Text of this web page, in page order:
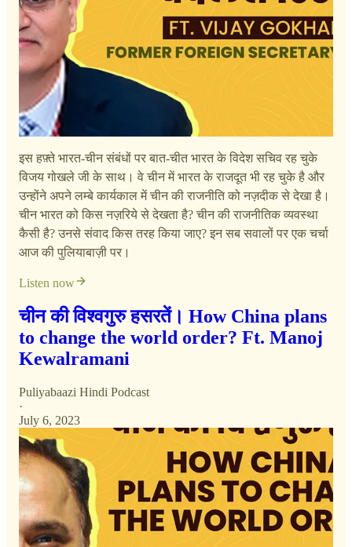
इस हफ़्ते भारत-चीन संबंधों पर बात-चीत भारत के विदेश सचिव रह चुके
विजय गोखले जी के साथ। वे चीन में भारत के राजदूत भी रह चुके है और
उन्होंने अपने लम्बे कार्यकाल में चीन की राजनीति को नज़दीक से देखा है।
चीन भारत को किस नज़रिये से देखता है? चीन की राजनीतिक व्यवस्था
कैसी है? उनसे संवाद किस तरह किया जाए? इन सब सवालों पर एक चर्चा
आज की पुलियाबाज़ी पर।
Listen now
चीन की विश्वगुरु हसरतें। How China plans
to change the world order? Ft. Manoj
Kewalramani
Puliyabaazi Hindi Podcast
·
July 6, 2023